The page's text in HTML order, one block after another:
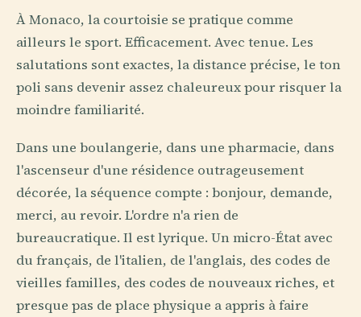
À Monaco, la courtoisie se pratique comme
ailleurs le sport. Efficacement. Avec tenue. Les
salutations sont exactes, la distance précise, le ton
poli sans devenir assez chaleureux pour risquer la
moindre familiarité.
Dans une boulangerie, dans une pharmacie, dans
l'ascenseur d'une résidence outrageusement
décorée, la séquence compte : bonjour, demande,
merci, au revoir. L'ordre n'a rien de
bureaucratique. Il est lyrique. Un micro-État avec
du français, de l'italien, de l'anglais, des codes de
vieilles familles, des codes de nouveaux riches, et
presque pas de place physique a appris à faire